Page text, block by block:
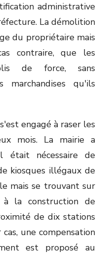
administrative
La démolition
du propriétaire mais
contraire, que les
de force, sans
marchandises qu'ils
engagé à raser les
mois. La mairie a
était nécessaire de
kiosques illégaux de
mais se trouvant sur
à la construction de
de dix stations
une compensation
est proposé au